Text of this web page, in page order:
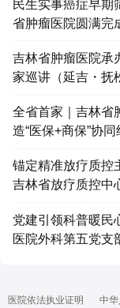
民生实事癌症早
省肿瘤医院圆满完
吉林省肿瘤医院承
家巡讲（延吉・抚
全省首家｜吉林省
造“医保+商保”协
锚定精准放疗质
吉林省放疗质控中
党建引领科普暖
医院外科第五党支
医院依法执业证明 中